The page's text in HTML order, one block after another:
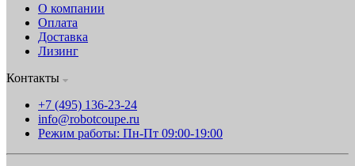
О компании
Оплата
Доставка
Лизинг
Контакты
+7 (495) 136-23-24
info@robotcoupe.ru
Режим работы: Пн-Пт 09:00-19:00